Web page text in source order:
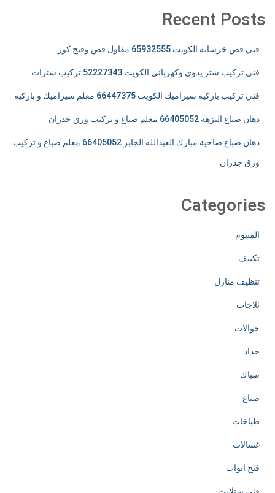
Recent Posts
فني قص خرسانة الكويت 65932555 مقاول قص وفتح كور
فني تركيب شتر يدوي وكهربائي الكويت 52227343 تركيب شترات
فني تركيب باركيه سيراميك الكويت 66447375 معلم سيراميك و باركيه
دهان صباغ النزهة 66405052 معلم صباغ و تركيب ورق جدران
دهان صباغ ضاحية مبارك العبدالله الجابر 66405052 معلم صباغ و تركيب
ورق جدران
Categories
المنيوم
تكييف
تنظيف منازل
ثلاجات
جوالات
حداد
سباك
صباغ
طباخات
غسالات
فتح ابواب
فني ستلايت